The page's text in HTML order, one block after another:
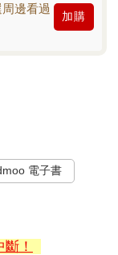
邊看過
加購
電子書
！